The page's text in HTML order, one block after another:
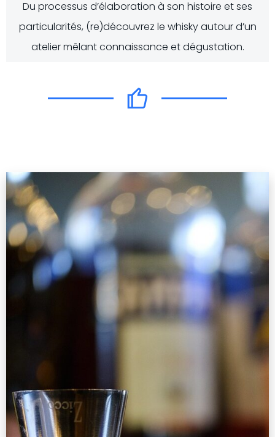
Du processus d’élaboration à son histoire et ses
particularités, (re)découvrez le whisky autour d’un
atelier mêlant connaissance et dégustation.